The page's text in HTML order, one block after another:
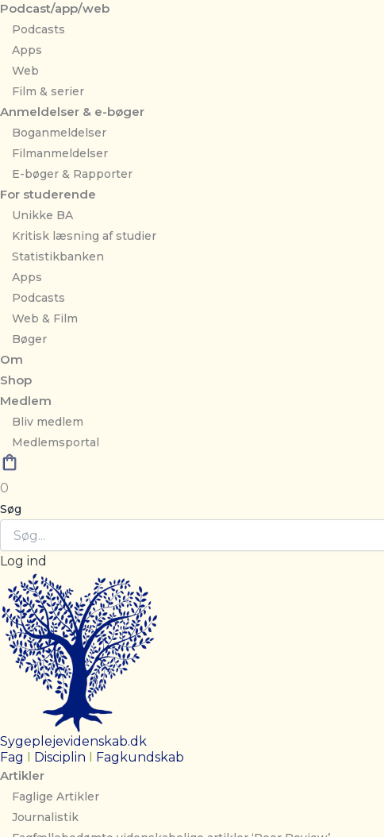
Podcast/app/web
Podcasts
Apps
Web
Film & serier
Anmeldelser & e-bøger
Boganmeldelser
Filmanmeldelser
E-bøger & Rapporter
For studerende
Unikke BA
Kritisk læsning af studier
Statistikbanken
Apps
Podcasts
Web & Film
Bøger
Om
Shop
Medlem
Bliv medlem
Medlemsportal
0
Søg
Log ind
Sygeplejevidenskab.dk
Fag I Disciplin I Fagkundskab
Artikler
Faglige Artikler
Journalistik